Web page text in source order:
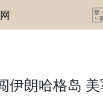
伊朗哈格岛